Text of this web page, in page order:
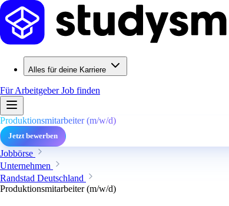
Alles für deine Karriere
Für ArbeitgeberJob finden
Produktionsmitarbeiter (m/w/d)
Jetzt bewerben
Jobbörse
Unternehmen
Randstad Deutschland
Produktionsmitarbeiter (m/w/d)